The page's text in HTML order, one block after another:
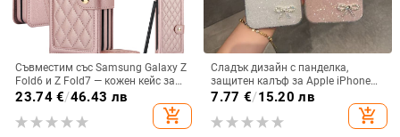
Съвместим със Samsung Galaxy Z
Fold6 и Z Fold7 — кожен кейс за
телефон с слот за стилус,
сгъваем дизайн, елегантен стил, с
каишка за китката, за дами
23.74€/46.43 лв
add_shopping_cart
Сладък дизайн с панделка,
защитен калъф за Apple iPhone
11–15 Pro Max, пълен обхват
7.77 €/15.20 лв
add_shopping_cart